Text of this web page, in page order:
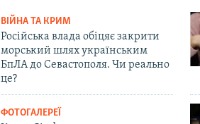
ВІЙНА ТА КРИМ
Російська влада обіцяє закрити
морський шлях українським
БпЛА до Севастополя. Чи реально
це?
ФОТОГАЛЕРЕЇ